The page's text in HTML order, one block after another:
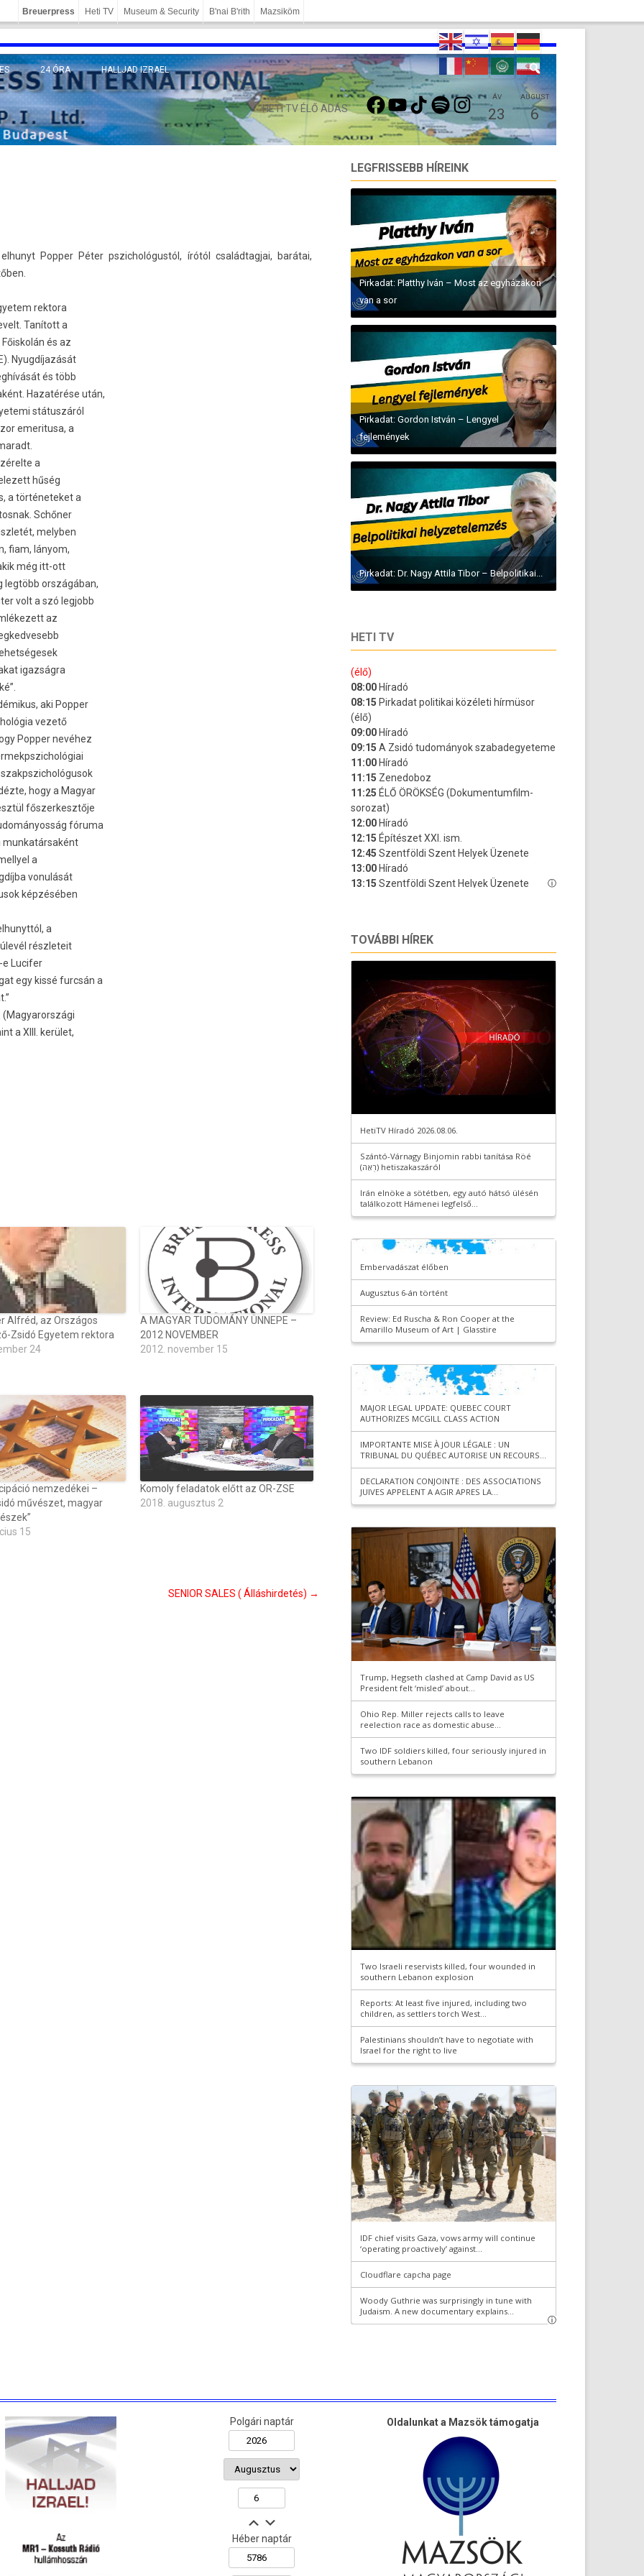
Breuerpress Heti TV Museum & Security B'nai B'rith Mazsiköm
24 ÓRA HALLJAD IZRAEL
HETI TV ÉLŐ ADÁS
FACEBOOKYOUTUBETIKTOKSPOTIFYINSTAGRAMÁV
23
AUGUST
6
Popp­er Péter pszic­hológus­tól, írótól család­tagjai, barátai,
re­ktora
Tanított a
és az
Nyugdíjazását
és több
Hazatérése után,
státuszáról
em­eritusa, a
a
hűség
a tör­téneteket a
Schőner
melyb­en
fiam, lányom,
még itt-ott
legtöbb országában,
volt a szó leg­jobb
az
igazságra
aki Popp­er
vezető
Popp­er nevéhez
hogy a Magyar
fős­zerkesztője
fóruma
mun­katár­saként
a
vonulását
képzésében
a
részleteit
e Lucif­er
egy kissé furcsán a
(Magyarországi
a XIII. kerület,
Alfréd, az Országos
Zsidó Egyetem rektora
24
A MAGYAR TUDOMÁNY ÜNNEPE –
2012 NOVEMBER
2012. november 15
nemzedékei –
művészet, magyar
15
Komoly feladatok előtt az OR-ZSE
2018. augusztus 2
SENIOR SALES ( Álláshirdetés) →
LEGFRISSEBB HÍREINK
Pirkadat: Platthy Iván – Most az egyházakon
van a sor
Pirkadat: Gordon István – Lengyel
fejlemények
Pirkadat: Dr. Nagy Attila Tibor – Belpolitikai...
HETI TV
TOVÁBBI HÍREK
Polgári naptár
Héber naptár
Oldalunkat a Mazsök támogatja